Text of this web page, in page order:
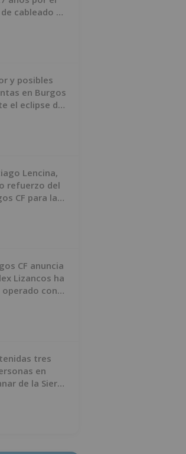
cableado y
y posibles
en Burgos
el eclipse del
Lencina,
refuerzo del
CF para la
CF anuncia
Lizancos ha
operado con
tres
en
de la Sierra